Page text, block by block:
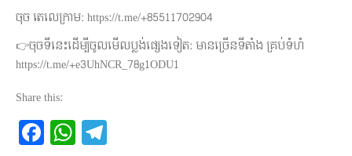
ចុច តេលេក្រាម: https://t.me/+85511702904
👉ចុចទីនេះដើម្បីចូលមើលប្លង់ផ្សេងទៀត: មានច្រើនទីតាំង គ្រប់ទំហំ
https://t.me/+e3UhNCR_78g1ODU1
Share this:
Facebook
WhatsApp